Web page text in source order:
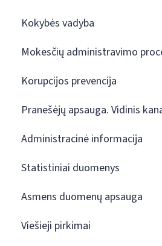
Kokybės vadyba
Mokesčių administravimo
Korupcijos prevencija
Pranešėjų apsauga. Vidinis
Administracinė informacija
Statistiniai duomenys
Asmens duomenų apsauga
Viešieji pirkimai